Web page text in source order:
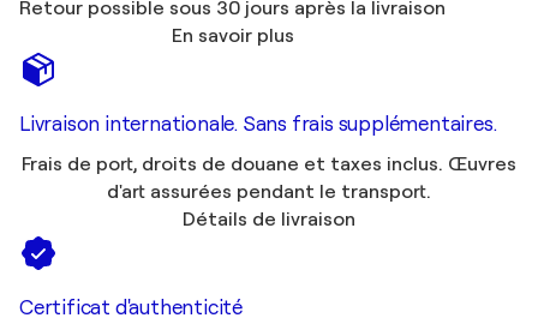
Retour possible sous 30 jours après la livraison
En savoir plus
Livraison internationale. Sans frais supplémentaires.
Frais de port, droits de douane et taxes inclus. Œuvres
d'art assurées pendant le transport.
Détails de livraison
Certificat d'authenticité